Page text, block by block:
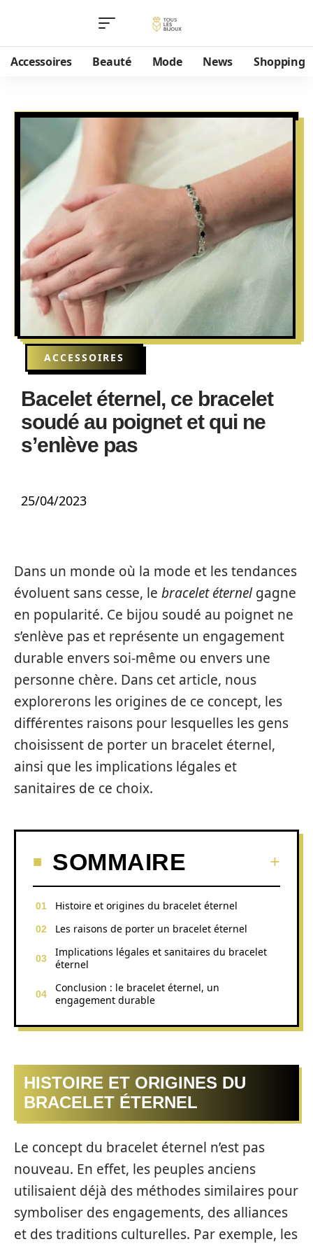
Accessoires Beauté Mode News Shopping
ACCESSOIRES
Bacelet éternel, ce bracelet
soudé au poignet et qui ne
s’enlève pas
25/04/2023
Dans un monde où la mode et les tendances
évoluent sans cesse, le bracelet éternelgagne
en popularité. Ce bijou soudé au poignet ne
s’enlève pas et représente un engagement
durable envers soi-même ou envers une
personne chère. Dans cet article, nous
explorerons les origines de ce concept, les
différentes raisons pour lesquelles les gens
choisissent de porter un bracelet éternel,
ainsi que les implications légales et
sanitaires de ce choix.
SOMMAIRE
Histoire et origines du bracelet éternel
Les raisons de porter un bracelet éternel
Implications légales et sanitaires du bracelet
éternel
Conclusion : le bracelet éternel, un
engagement durable
HISTOIRE ET ORIGINES DU
BRACELET ÉTERNEL
Le concept du bracelet éternel n’est pas
nouveau. En effet, les peuples anciens
utilisaient déjà des méthodes similaires pour
symboliser des engagements, des alliances
et des traditions culturelles. Par exemple, les